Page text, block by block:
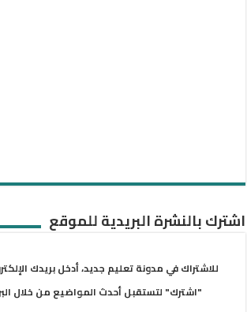
اشترك بالنشرة البريدية للموقع
للاشتراك في مدونة تعليم جديد، أدخل بريدك
"اشترك" لتستقبل أحدث المواضيع من خلال